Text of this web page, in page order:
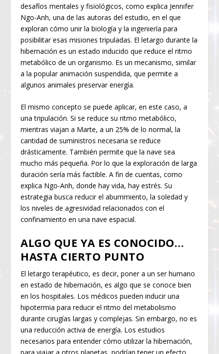
desafíos mentales y fisiológicos, como explica Jennifer
Ngo-Anh, una de las autoras del estudio, en el que
exploran cómo unir la biología y la ingeniería para
posibilitar esas misiones tripuladas. El letargo durante la
hibernación es un estado inducido que reduce el ritmo
metabólico de un organismo. Es un mecanismo, similar
a la popular animación suspendida, que permite a
algunos animales preservar energía.
El mismo concepto se puede aplicar, en este caso, a
una tripulación. Si se reduce su ritmo metabólico,
mientras viajan a Marte, a un 25% de lo normal, la
cantidad de suministros necesaria se reduce
drásticamente. También permite que la nave sea
mucho más pequeña. Por lo que la exploración de larga
duración sería más factible. A fin de cuentas, como
explica Ngo-Anh, donde hay vida, hay estrés. Su
estrategia busca reducir el aburrimiento, la soledad y
los niveles de agresividad relacionados con el
confinamiento en una nave espacial.
ALGO QUE YA ES CONOCIDO…
HASTA CIERTO PUNTO
El letargo terapéutico, es decir, poner a un ser humano
en estado de hibernación, es algo que se conoce bien
en los hospitales. Los médicos pueden inducir una
hipotermia para reducir el ritmo del metabolismo
durante cirugías largas y complejas. Sin embargo, no es
una reducción activa de energía. Los estudios
necesarios para entender cómo utilizar la hibernación,